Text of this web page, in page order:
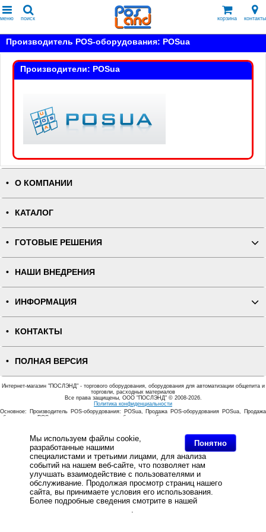
Понятно
Мы используем файлы cookie,
разработанные нашими
специалистами и третьими лицами, для анализа
событий на нашем веб-сайте, что позволяет нам
улучшать взаимодействие с пользователями и
обслуживание. Продолжая просмотр страниц нашего
сайта, вы принимаете условия его использования.
Более подробные сведения смотрите в нашей
.
меню поиск корзина контакты
Производитель POS-оборудования: POSua
Производители: POSua
О КОМПАНИИ
КАТАЛОГ
ГОТОВЫЕ РЕШЕНИЯ
НАШИ ВНЕДРЕНИЯ
ИНФОРМАЦИЯ
КОНТАКТЫ
ПОЛНАЯ ВЕРСИЯ
Интернет-магазин "ПОСЛЭНД" - торгового оборудования, оборудования для автоматизации общепита и
торговли, расходных материалов
Все права защищены, ООО "ПОСЛЭНД" © 2008-2026.
Политика конфиденциальности
Основное: Производитель POS-оборудования: POSua, Продажа POS-оборудования POSua, Продажа
оборудования POSua по выгодным ценам, с удобными способами доставки..